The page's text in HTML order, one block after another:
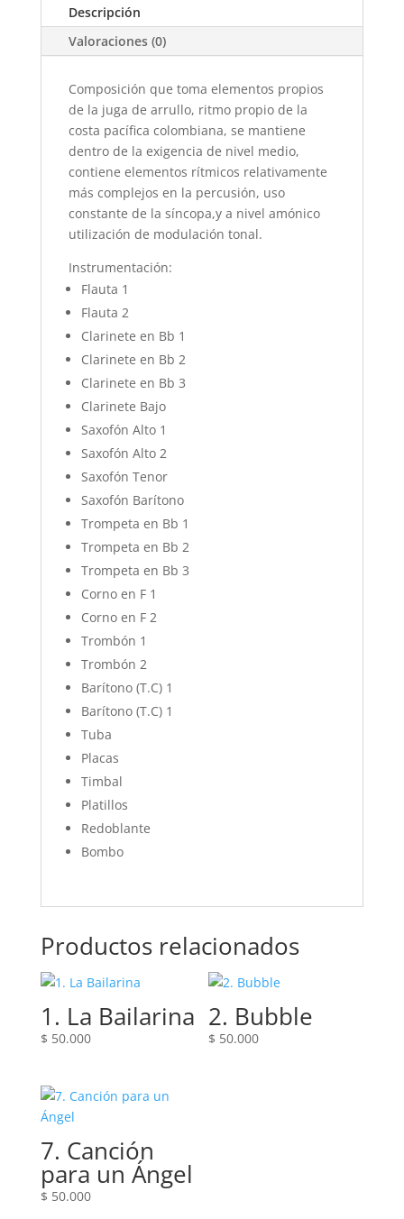
Descripción
Valoraciones (0)
Composición que toma elementos propios
de la juga de arrullo, ritmo propio de la
costa pacífica colombiana, se mantiene
dentro de la exigencia de nivel medio,
contiene elementos rítmicos relativamente
más complejos en la percusión, uso
constante de la síncopa,y a nivel amónico
utilización de modulación tonal.
Instrumentación:
Flauta 1
Flauta 2
Clarinete en Bb 1
Clarinete en Bb 2
Clarinete en Bb 3
Clarinete Bajo
Saxofón Alto 1
Saxofón Alto 2
Saxofón Tenor
Saxofón Barítono
Trompeta en Bb 1
Trompeta en Bb 2
Trompeta en Bb 3
Corno en F 1
Corno en F 2
Trombón 1
Trombón 2
Barítono (T.C) 1
Barítono (T.C) 1
Tuba
Placas
Timbal
Platillos
Redoblante
Bombo
Productos relacionados
1. La Bailarina
$ 50.000
2. Bubble
$ 50.000
7. Canción
para un Ángel
$ 50.000